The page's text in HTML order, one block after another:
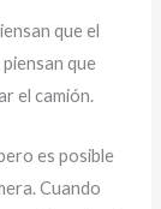
que el
que
el camión.
es posible
Cuando